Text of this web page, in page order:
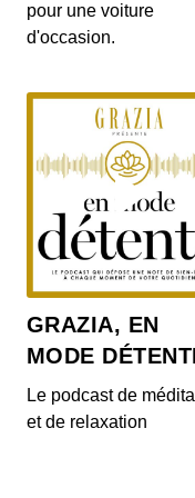
pour une voiture
d'occasion.
GRAZIA, EN
MODE
Le podcast de
et de relaxation